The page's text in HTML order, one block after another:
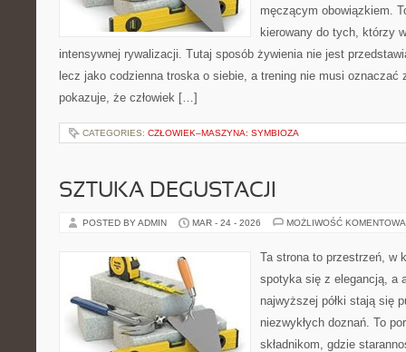
męczącym obowiązkiem.
kierowany do tych, którzy
intensywnej rywalizacji. Tutaj sposób żywienia nie jest
lecz jako codzienna troska o siebie, a trening nie musi oznaczać
pokazuje, że człowiek […]
CATEGORIES: CZŁOWIEK–MASZYNA: SYMBIOZA
SZTUKA DEGUSTACJI
POSTED BY ADMIN MAR - 24 - 2026 MOŻLIWOŚĆ
Ta strona to przestrzeń, w
spotyka się z elegancją, a
najwyższej półki stają się
niezwykłych doznań. To
składnikom, gdzie